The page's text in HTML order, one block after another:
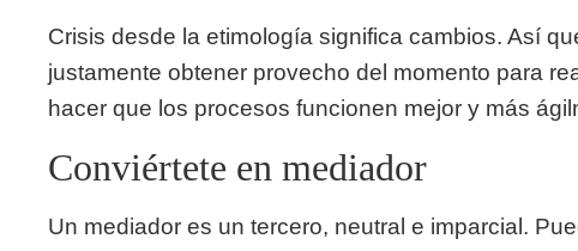
Crisis desde la etimología significa cambios. Así
justamente obtener provecho del momento para
hacer que los procesos funcionen mejor y más
Conviértete en mediador
Un mediador es un tercero, neutral e imparcial.